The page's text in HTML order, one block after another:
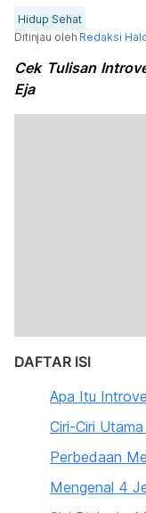
Hidup Sehat
Ditinjau oleh Redaksi
Cek Tulisan
Eja
DAFTAR ISI
Apa Itu
Ciri-Ciri
Perbedaan
Mengenal 4